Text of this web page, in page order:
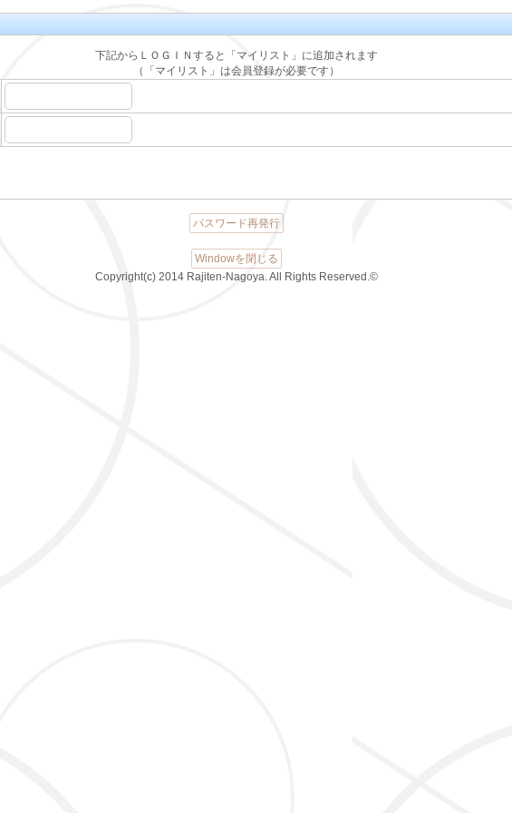
下記からＬＯＧＩＮすると「マイリスト」に追加されます
（「マイリスト」は会員登録が必要です）
パスワード再発行
Windowを閉じる
Copyright(c) 2014 Rajiten-Nagoya. All Rights Reserved.©